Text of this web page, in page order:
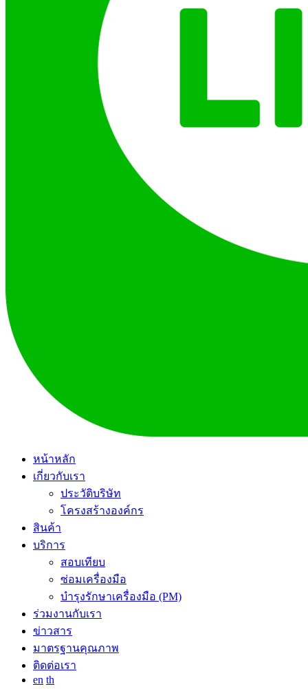
หน้าหลัก
เกี่ยวกับเรา
ประวัติบริษัท
โครงสร้างองค์กร
สินค้า
บริการ
สอบเทียบ
ซ่อมเครื่องมือ
บำรุงรักษาเครื่องมือ (PM)
ร่วมงานกับเรา
ข่าวสาร
มาตรฐานคุณภาพ
ติดต่อเรา
en th